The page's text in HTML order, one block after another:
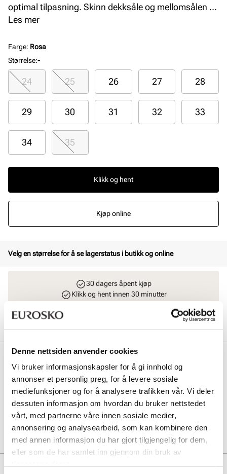
Denne nettsiden anvender cookies
Vi bruker informasjonskapsler for å gi innhold og
annonser et personlig preg, for å levere sosiale
mediefunksjoner og for å analysere trafikken vår. Vi deler
dessuten informasjon om hvordan du bruker nettstedet
vårt, med partnerne våre innen sosiale medier,
annonsering og analysearbeid, som kan kombinere den
med annen informasjon du har gjort tilgjengelig for dem,
eller som de har samlet inn gjennom din bruk av
optimal tilpasning. Skinn dekksåle og mellomsålen er
av mikset kork.
Les mer
Farge: Rosa
Størrelse:-
24 25 26 27 28
29 30 31 32 33
34 35
Klikk og hent
Kjøp online
Velg en størrelse for å se lagerstatus i butikk og online
30 dagers åpent kjøp
Klikk og hent innen 30 minutter
Beskrivelse
Sommerlige barnesandaler med behagelig fotseng og god
passform. To justerbare remmer over vristen gir optimal tilpasning.
Skinn dekksåle og mellomsålen er av mikset kork.
71343009
Produktdetaljer